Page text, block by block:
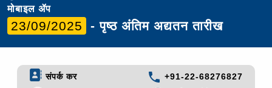
मोबाइल ॲप
23/09/2025 - पृष्ठ अंतिम अद्यतन तारीख
संपर्क कर
+91-22-68276827